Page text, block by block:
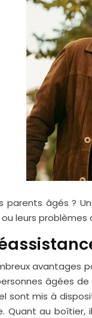
âgés ?
leurs problèmes
avantages
âgées
sont mis à
Quant au boîtier,